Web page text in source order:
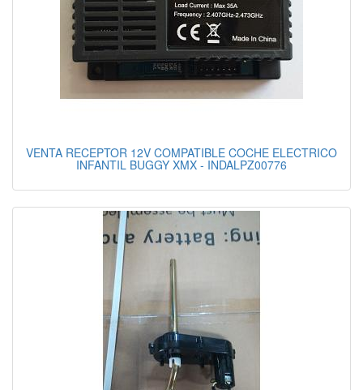
VENTA RECEPTOR 12V COMPATIBLE COCHE ELECTRICO
INFANTIL BUGGY XMX - INDALPZ00776